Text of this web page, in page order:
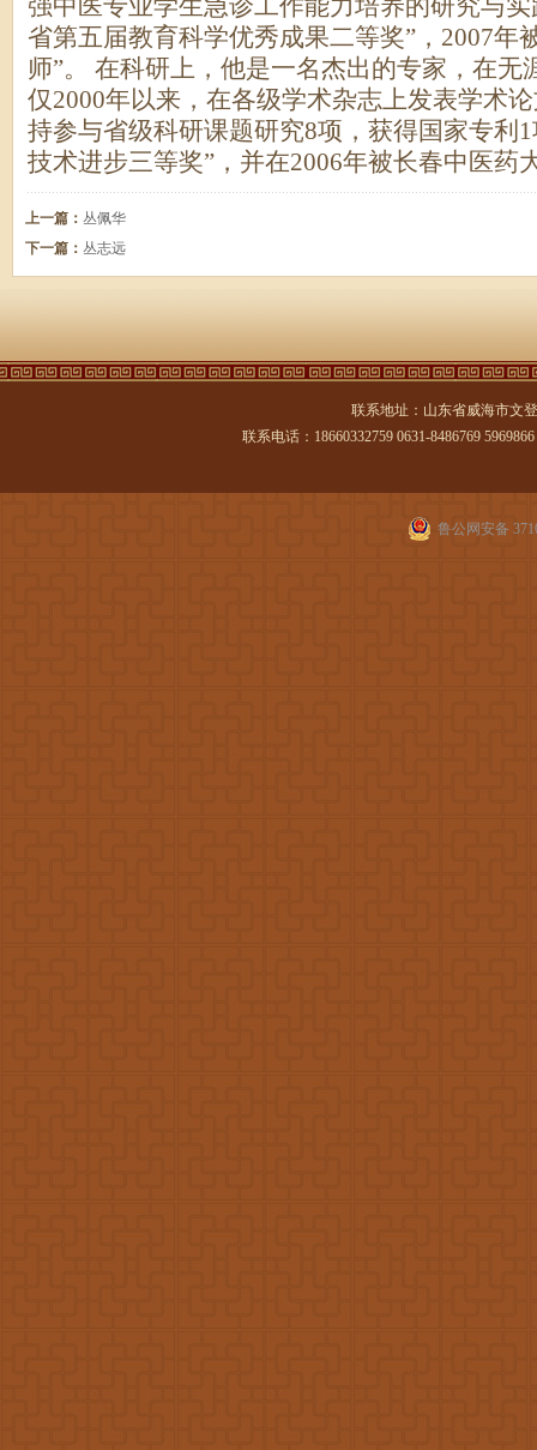
强中医专业学生急诊工作能力培养的研究与
省第五届教育科学优秀成果二等奖”，2007年
师”。 在科研上，他是一名杰出的专家，在
仅2000年以来，在各级学术杂志上发表学术
持参与省级科研课题研究8项，获得国家专利
技术进步三等奖”，并在2006年被长春中医药
上一篇： 丛佩华
下一篇： 丛志远
联系地址：山东省威海市文
联系电话：18660332759 0631-8486769
鲁公网安备